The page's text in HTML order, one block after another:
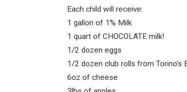
Each child will receive:
1 gallon of 1% Milk
1 quart of CHOCOLATE milk!
1/2 dozen eggs
1/2 dozen club rolls from Torino's
6oz of cheese